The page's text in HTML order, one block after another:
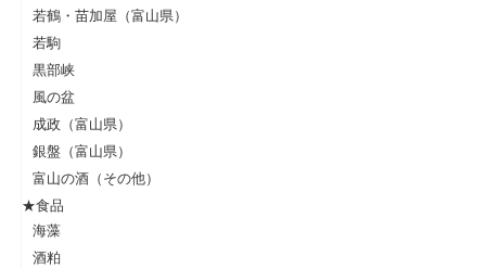
若鶴・苗加屋（富山県）
若駒
黒部峡
風の盆
成政（富山県）
銀盤（富山県）
富山の酒（その他）
★食品
海藻
酒粕